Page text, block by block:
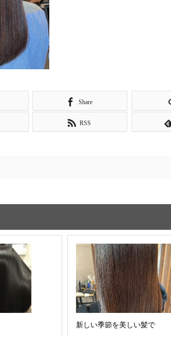
Share
RSS
新しい季節を美しい髪で